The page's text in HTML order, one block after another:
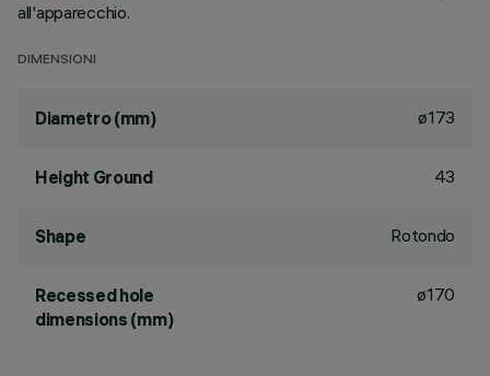
all'apparecchio.
DIMENSIONI
Diametro (mm) ø173
Height Ground 43
Shape Rotondo
Recessed hole
dimensions (mm)
ø170